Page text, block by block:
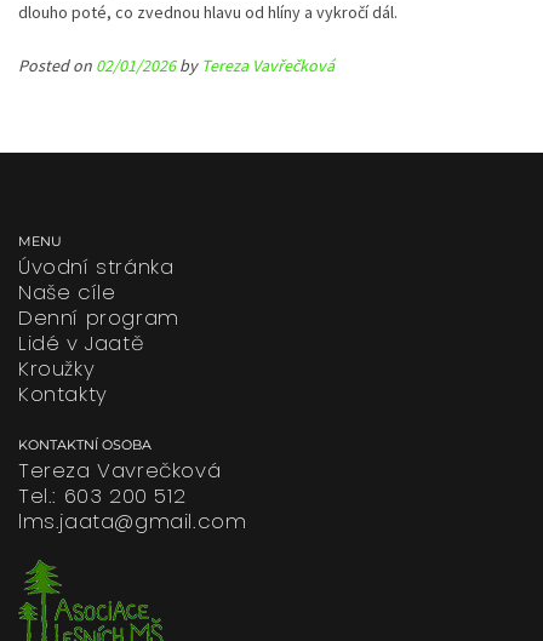
dlouho poté, co zvednou hlavu od hlíny a vykročí dál.
Posted on 02/01/2026by Tereza Vavřečková
MENU
Úvodní stránka
Naše cíle
Denní program
Lidé v Jaatě
Kroužky
Kontakty
KONTAKTNÍ OSOBA
Tereza Vavrečková
Tel.: 603 200 512
lms.jaata@gmail.com